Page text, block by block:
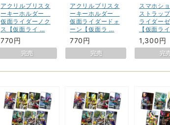
アクリルブリスタ
ーキーホルダー
仮面ライダーノク
ス【仮面ライ …
770円
アクリルブリスタ
ーキーホルダー
仮面ライダードォ
ーン【仮面ラ …
770円
スマホシ
ストラッ
ライダー
【仮面ラ
1,300円